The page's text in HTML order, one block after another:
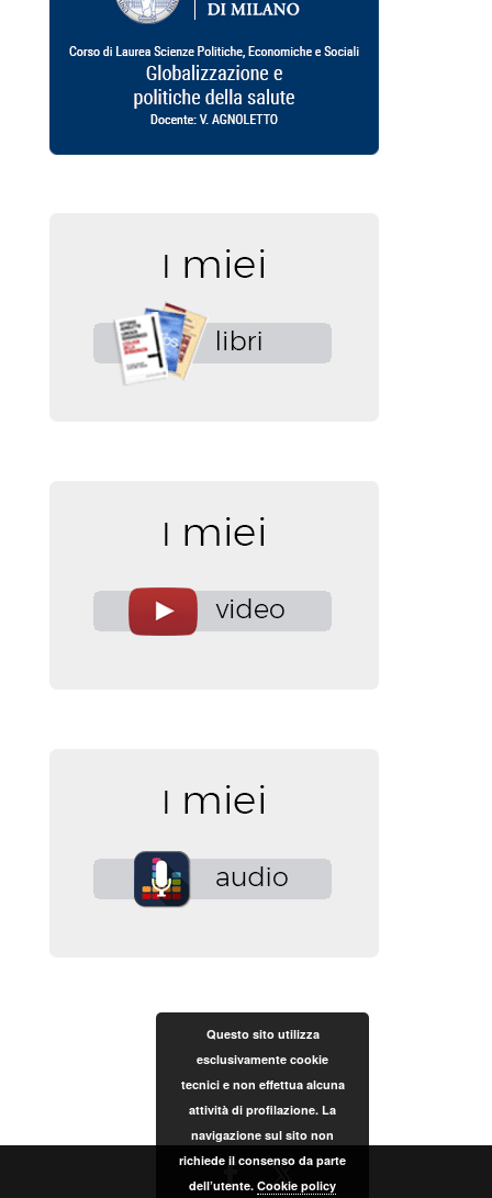
Questo sito utilizza
esclusivamente cookie
tecnici e non effettua alcuna
attività di profilazione. La
navigazione sul sito non
richiede il consenso da parte
dell’utente. Cookie policy